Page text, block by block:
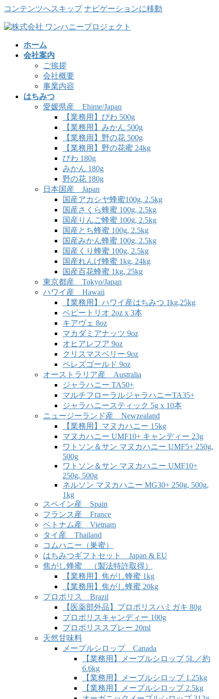
コンテンツへスキップ ナビゲーションに移動
ホーム
会社案内
ご挨拶
会社概要
事業内容
はちみつ
愛媛県産 Ehime/Japan
【業務用】びわ 500g
【業務用】みかん 500g
【業務用】野の花 500g
【業務用】野の花蜜 24kg
びわ 180g
みかん 180g
野の花 180g
日本国産 Japan
国産アカシヤ蜂蜜100g, 2.5kg
国産さくら蜂蜜 100g, 2.5kg
国産りんご蜂蜜 100g, 2.5kg
国産とち蜂蜜 100g, 2.5kg
国産みかん蜂蜜 100g, 2.5kg
国産くり蜂蜜 100g, 2.5kg
国産れんげ蜂蜜 1kg, 24kg
国産百花蜂蜜 1kg, 25kg
東京都産 Tokyo/Japan
ハワイ産 Hawaii
【業務用】ハワイ産はちみつ 1kg,25kg
ベビートリオ 2oz x 3本
キアヴェ 8oz
マカダミアナッツ 9oz
オヒアレフア 9oz
クリスマスベリー 9oz
ペレズゴールド 9oz
オーストラリア産 Australia
ジャラハニー TA50+
マルチフローラルジャラハニーTA35+
ジャラハニースティック 5g x 10本
ニュージーランド産 Newzealand
【業務用】マヌカハニー 15kg
マヌカハニー UMF10+ キャンディー 23g
ワトソン＆サン マヌカハニー UMF5+ 250g,
500g
ワトソン＆サン マヌカハニー UMF10+
250g, 500g
ネルソン マヌカハニー MG30+ 250g, 500g,
1kg
スペイン産 Spain
フランス産 France
ベトナム産 Vietnam
タイ産 Thailand
コムハニー（巣蜜）
はちみつギフトセット Japan & EU
焦がし蜂蜜 （製法特許取得）
【業務用】焦がし蜂蜜 1kg
【業務用】焦がし蜂蜜 20kg
プロポリス Brazil
【医薬部外品】プロポリスハミガキ 80g
プロポリスキャンディー 100g
プロポリススプレー 20ml
天然甘味料
メープルシロップ Canada
【業務用】メープルシロップ 5L／約
6.6kg
【業務用】メープルシロップ 1.25kg
【業務用】メープルシロップ 2.5kg